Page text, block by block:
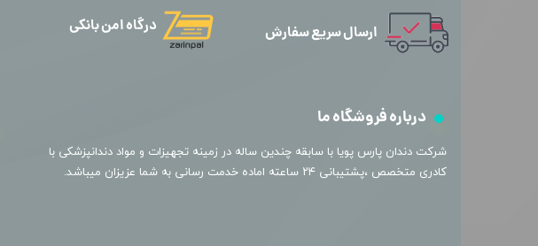
ارسال سریع سفارش
درباره فروشگاه ما
​شرکت دندان پارس پویا با سابقه چندین ساله در زمینه تجهیزات و مواد دندانپزشکی با
کادری متخصص ،پشتیبانی ۲۴ ساعته اماده خدمت رسانی به شما عزیزان میباشد.
درگاه امن بانکی